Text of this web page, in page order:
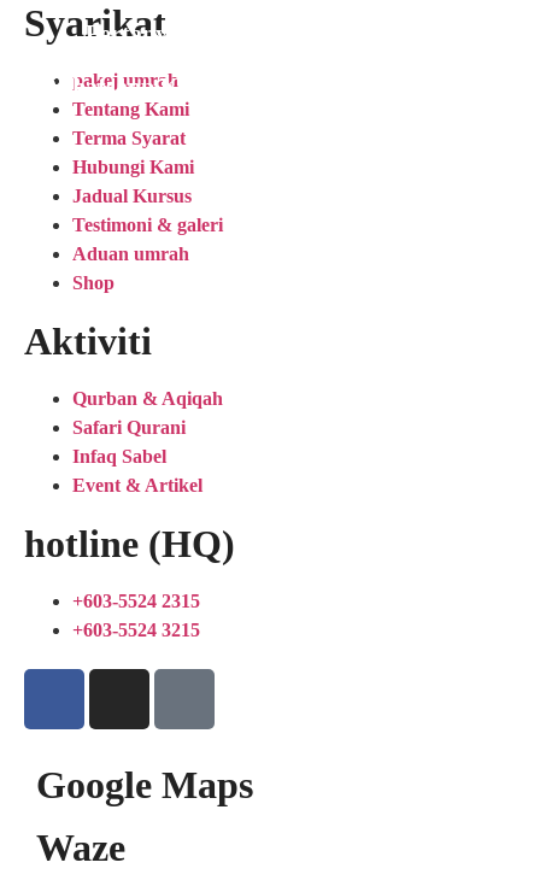
Pertanyaan Lanjut, Klik
Whatsapp Kami
Syarikat
pakej umrah
Tentang Kami
Terma Syarat
Hubungi Kami
Jadual Kursus
Testimoni & galeri
Aduan umrah
Shop
Aktiviti
Qurban & Aqiqah
Safari Qurani
Infaq Sabel
Event & Artikel
hotline (HQ)
+603-5524 2315
+603-5524 3215
Google Maps
Waze